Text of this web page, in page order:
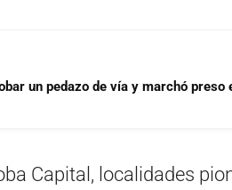
un pedazo de vía y marchó preso
Capital, localidades